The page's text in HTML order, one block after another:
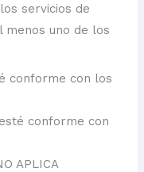
servicios de
uno de los
conforme con los
conforme con
APLICA